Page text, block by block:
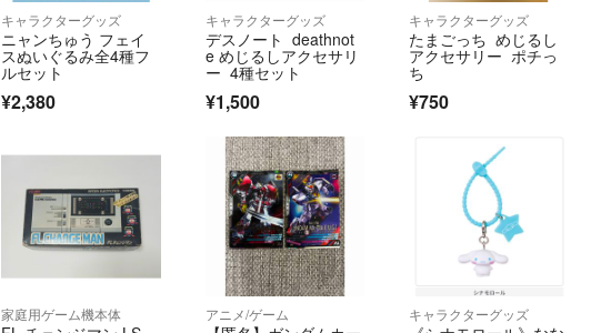
キャラクターグッズ
ニャンちゅう フェイ
スぬいぐるみ全4種フ
ルセット
¥2,380
キャラクターグッズ
デスノート deathnot
e めじるしアクセサリ
ー 4種セット
¥1,500
キャラクターグッズ
たまごっち めじるし
アクセサリー ポチっ
ち
¥750
家庭用ゲーム機本体 アニメ/ゲーム キャラクターグッズ